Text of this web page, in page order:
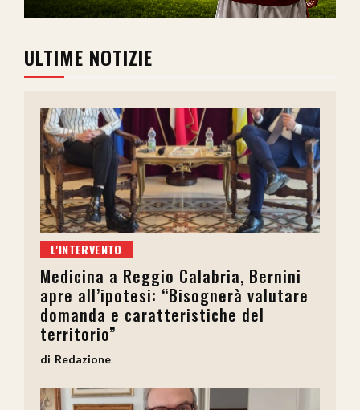
ULTIME NOTIZIE
L'INTERVENTO
Medicina a Reggio Calabria, Bernini
apre all’ipotesi: “Bisognerà valutare
domanda e caratteristiche del
territorio”
Redazione